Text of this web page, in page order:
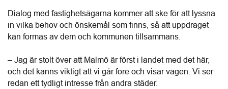
Dialog med fastighetsägarna kommer att ske för att lyssna
in vilka behov och önskemål som finns, så att uppdraget
kan formas av dem och kommunen tillsammans.
– Jag är stolt över att Malmö är först i landet med det här,
och det känns viktigt att vi går före och visar vägen. Vi ser
redan ett tydligt intresse från andra städer.